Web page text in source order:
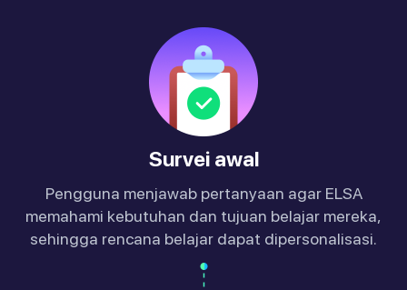
Survei awal
Pengguna menjawab pertanyaan agar ELSA
memahami kebutuhan dan tujuan belajar mereka,
sehingga rencana belajar dapat dipersonalisasi.